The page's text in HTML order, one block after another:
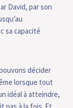
David, par son
sa capacité
décider
lorsque tout
idéal à atteindre,